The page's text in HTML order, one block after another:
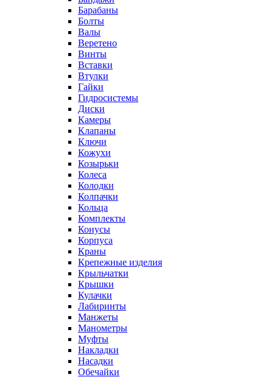
Барабаны
Болты
Валы
Веретено
Винты
Вставки
Втулки
Гайки
Гидросистемы
Диски
Камеры
Клапаны
Ключи
Кожухи
Козырьки
Колеса
Колодки
Колпачки
Кольца
Комплекты
Конусы
Корпуса
Краны
Крепежные изделия
Крыльчатки
Крышки
Кулачки
Лабиринты
Манжеты
Манометры
Муфты
Накладки
Насадки
Обечайки